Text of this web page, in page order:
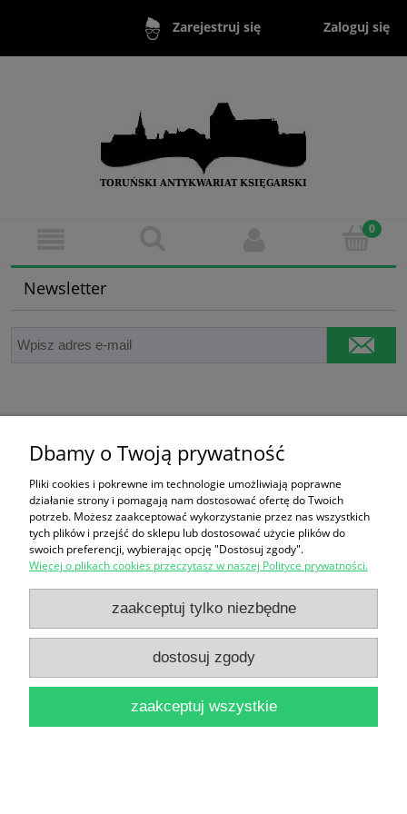
Zarejestruj się Zaloguj się
Newsletter
Ten produkt jest niedostępny.
Zakupy
Pomoc
Moje konto
Informacje
pokaż pełną wersję strony
Sklep internetowy Shoper Premium
Dbamy o Twoją prywatność
Pliki cookies i pokrewne im technologie umożliwiają poprawne
działanie strony i pomagają nam dostosować ofertę do Twoich
potrzeb. Możesz zaakceptować wykorzystanie przez nas wszystkich
tych plików i przejść do sklepu lub dostosować użycie plików do
swoich preferencji, wybierając opcję "Dostosuj zgody".
Więcej o plikach cookies przeczytasz w naszej Polityce prywatności.
zaakceptuj tylko niezbędne
dostosuj zgody
zaakceptuj wszystkie